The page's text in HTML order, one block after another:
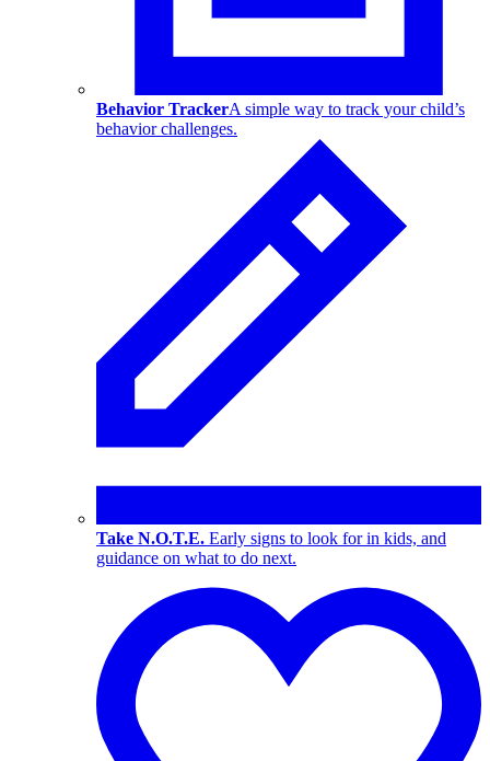
Behavior TrackerA simple way to track your child’s
behavior challenges.
Take N.O.T.E. Early signs to look for in kids, and
guidance on what to do next.